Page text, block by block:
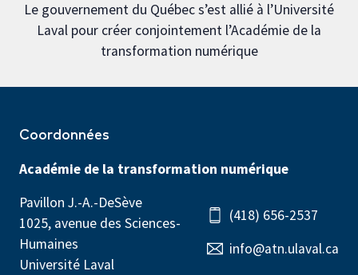
Le gouvernement du Québec s’est allié à l’Université
Laval pour créer conjointement l’Académie de la
transformation numérique
Coordonnées
Académie de la transformation numérique
Pavillon J.-A.-DeSève
1025, avenue des Sciences-
Humaines
Université Laval
(418) 656-2537
info@atn.ulaval.ca